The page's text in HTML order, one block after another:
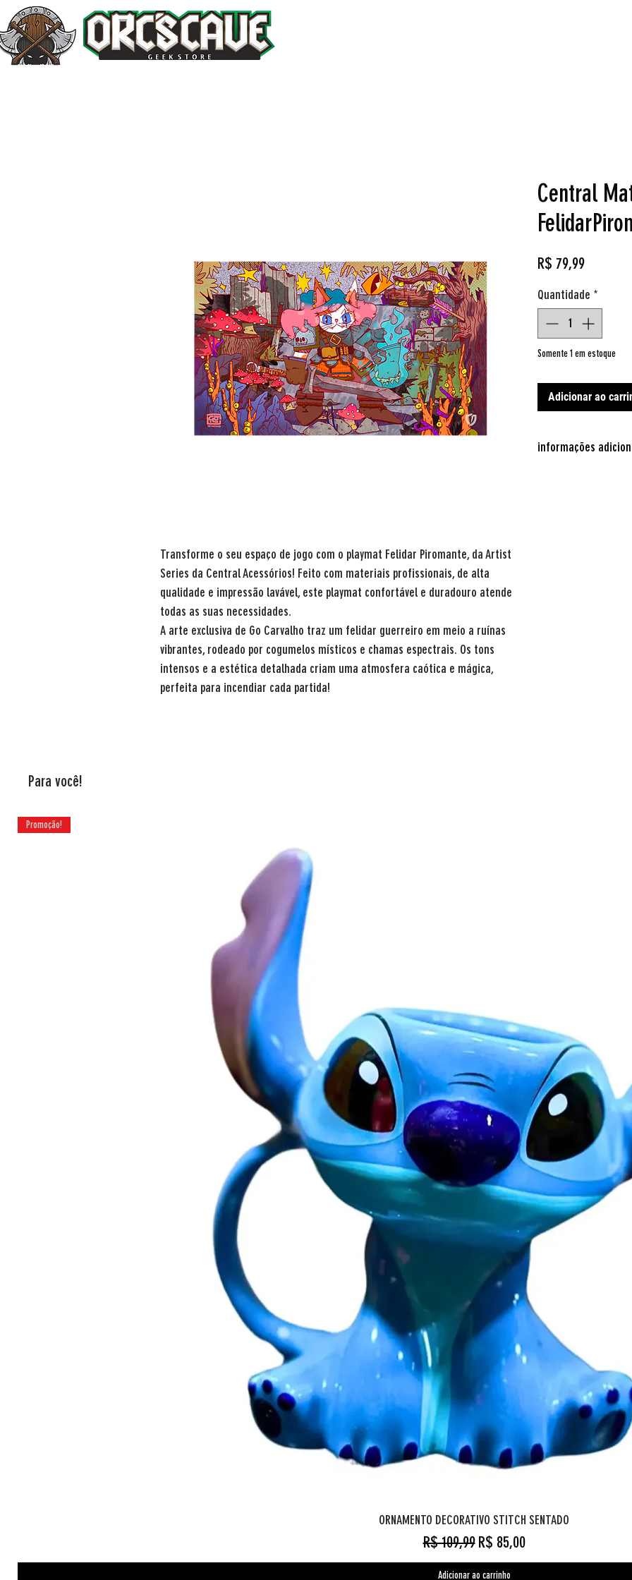
Transforme o seu espaço de jogo com o playmat Felidar Piromante, da Artist
Series da Central Acessórios! Feito com materiais profissionais, de alta
qualidade e impressão lavável, este playmat confortável e duradouro atende
todas as suas necessidades.
A arte exclusiva de Go Carvalho traz um felidar guerreiro em meio a ruínas
vibrantes, rodeado por cogumelos místicos e chamas espectrais. Os tons
intensos e a estética detalhada criam uma atmosfera caótica e mágica,
perfeita para incendiar cada partida!
Central
R$ 79,99Preço
Quantidade *
Somente 1 em estoque
Adicionar ao
informações
Para você!
Promoção!
ORNAMENTO DECORATIVO STITCH SENTADO
Preço normal
R$ 109,99 Preço promocional
R$ 85,00
Adicionar ao carrinho